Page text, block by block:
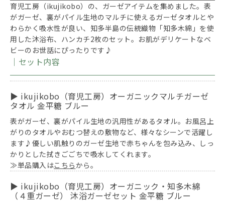
育児工房（ikujikobo）の、ガーゼアイテムを集めました。表
がガーゼ、裏がパイル生地のマルチに使えるガーゼタオルとや
わらかく吸水性が良い、知多半島の伝統織物「知多木綿」を使
用した沐浴布、ハンカチ2枚のセット。お肌がデリケートなベ
ビーのお世話にぴったりです♪
｜セット内容
▶ ikujikobo（育児工房）オーガニックマルチガーゼ
タオル 金平糖 ブルー
表がガーゼ、裏がパイル生地の汎用性があるタオル。お風呂上
がりのタオルやおむつ替えの敷物など、様々なシーンで活躍し
ます♪優しい肌触りのガーゼ生地で赤ちゃんを包み込み、しっ
かりとした拭きごごちで吸水してくれます。
≫単品購入はこちらから。
▶ ikujikobo（育児工房）オーガニック・知多木綿
（４重ガーゼ） 沐浴ガーゼセット 金平糖 ブルー